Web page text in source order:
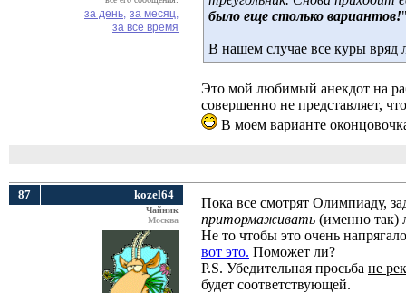
за день, за месяц,
за все время
было еще столько вариантов!
В нашем случае все куры вряд
Это мой любимый анекдот на
совершенно не представляет,
В моем варианте
87 kozel64
Чайник
Москва
Пока все смотрят Олимпиаду,
притормаживать (именно
Не то чтобы это очень
вот это. Поможет ли?
P.S. Убедительная просьба не
будет соответствующей.